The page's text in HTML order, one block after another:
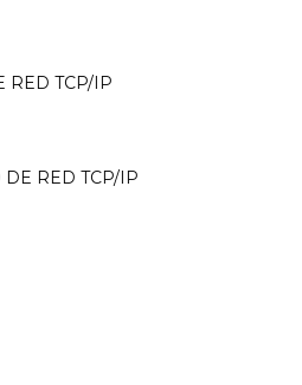
RED TCP/IP
DE RED TCP/IP